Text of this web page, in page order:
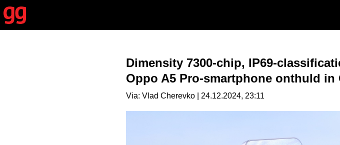
Dimensity 7300-chip, IP69-
Oppo A5 Pro-smartphone onthuld in
Via: Vlad Cherevko | 24.12.2024, 23:11